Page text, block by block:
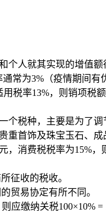
个人就其实现的增值额
常为3%（疫情期间有
税率13%，则销项税额
税种，主要是为了
首饰及珠宝玉石、成
消费税税率为15%，
征收的税收。
贸易协定有所不同。
应缴纳关税100×10% =